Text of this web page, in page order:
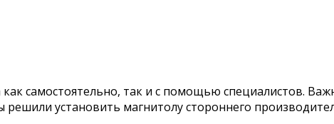
самостоятельно, так и с помощью специалистов.
установить магнитолу стороннего